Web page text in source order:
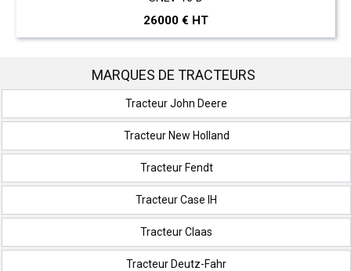
MARQUES DE TRACTEURS
Tracteur John Deere
Tracteur New Holland
Tracteur Fendt
Tracteur Case IH
Tracteur Claas
Tracteur Deutz-Fahr